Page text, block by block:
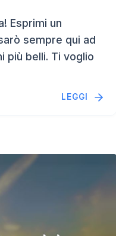
Esprimi un
sempre qui ad
più belli. Ti voglio
LEGGI